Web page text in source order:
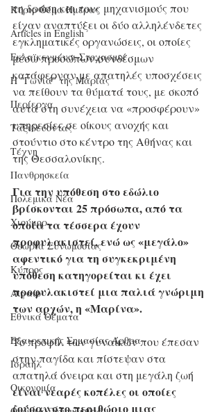
Κύριο Θέμα Ημέρας
Articles in English
Εκλαϊκευμένοι Στοχασμοί
Η "Γωνιά" της Μαρίας
Περίεργα
Ταξιδεύοντας
Τέχνη
Πανθρησκεία
Πολεμικά Νέα
Χιούμορ
Θεωρία Συνωμοσίας
Κύπρος
Αιγαίο
Εθνικά Θέματα
Εξαιρετικής Σημασίας Άρθρα
Ισραήλ
Οικονομία
τη δράση και τους μηχανισμούς που
είχαν αναπτύξει οι δύο αλληλένδετες
εγκληματικές οργανώσεις, οι οποίες
μέσω προσώπων-συνδέσμων
κατάφερναν με απατηλές υποσχέσεις
να πείθουν τα θύματά τους, με σκοπό
αυτά στη συνέχεια να «προσφέρουν»
υπηρεσίες σε οίκους ανοχής και
στούντιο στο κέντρο της Αθήνας και
της Θεσσαλονίκης.
Για την υπόθεση στο εδώλιο
βρίσκονται 25 πρόσωπα, από τα
οποία τα τέσσερα έχουν
προφυλακιστεί, ενώ ως «μεγάλο»
αφεντικό για τη συγκεκριμένη
υπόθεση κατηγορείται κι έχει
προφυλακιστεί μια παλιά γνώριμη
των αρχών, η «Μαρίνα».
Το προφίλ των γυναικών που έπεσαν
στην παγίδα και πίστεψαν στα
απατηλά όνειρα και στη μεγάλη ζωή
είναι νεαρές κοπέλες οι οποίες
ζούσαν στο περιθώριο μιας